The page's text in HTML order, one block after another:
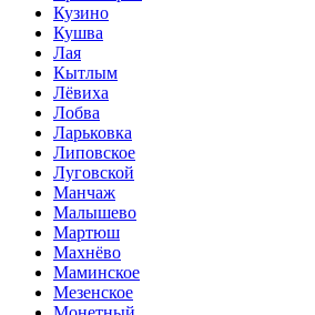
Кузино
Кушва
Лая
Кытлым
Лёвиха
Лобва
Ларьковка
Липовское
Луговской
Манчаж
Малышево
Мартюш
Махнёво
Маминское
Мезенское